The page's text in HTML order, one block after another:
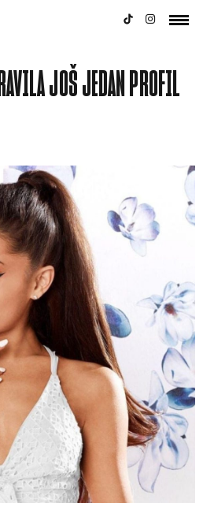
JOŠ JEDAN PROFIL